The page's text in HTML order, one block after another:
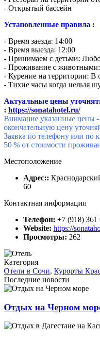
- Открытый бассейн
Установленные правила :
- Время заезда: 14:00
- Время выезда: 12:00
- Принимаем с детьми:
- Проживание с
- Курение на территории: В
- Тихие часы когда нельзя
Актуальные цены
: https://sonatahotel.ru/
Внимание указанные цены
окончательную цену
Заявка по телефону или по
50 % от стоимости
Местоположение
Адрес::
60
Контактная информация
Телефон: +7 (918) 361
Website: https://
Просмотры: 262
Категория
Отели в Сочи, Курорты
Последние новости
Отдых на Черном